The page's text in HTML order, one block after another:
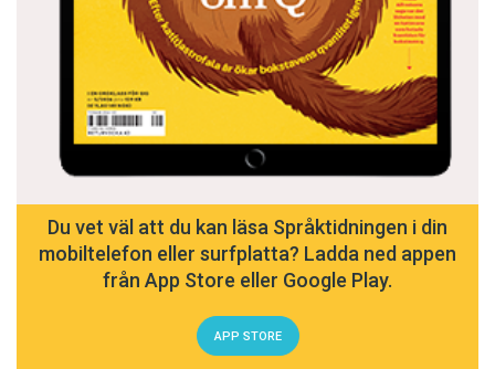
– Det är inte så svårt att läsa i och för sig, men
att förstå en svensk dagstidning är knepigt. I
stället tittar jag på svenska filmer varje dag och
lyssnar mycket på radio.
långa och de korta, som för övrigt är hans
favoriter i svenskan.
Efter fem månader i Sverige börjar Jeny Josef
Andrews engelska att falla i glömska. Det kan
Du vet väl att du kan läsa Språktidningen i din
mobiltelefon eller surfplatta? Ladda ned appen
från App Store eller Google Play.
APP STORE